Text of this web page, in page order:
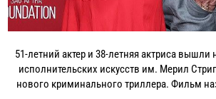
51-летний актер и 38-летняя актриса вышли
исполнительских искусств им. Мерил
нового криминального триллера. Фильм